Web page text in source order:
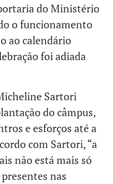
do Ministério
o funcionamento
ao calendário
foi adiada
Sartori
do câmpus,
e esforços até a
com Sartori, “a
não está mais só
nas